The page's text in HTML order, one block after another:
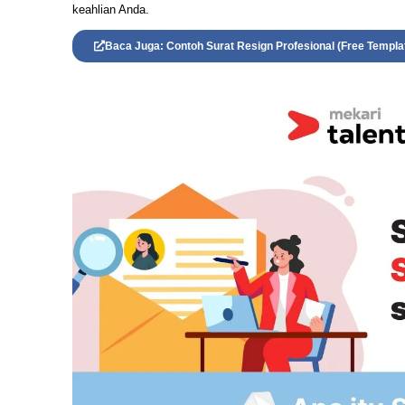
keahlian Anda.
Baca Juga: Contoh Surat Resign Profesional (Free